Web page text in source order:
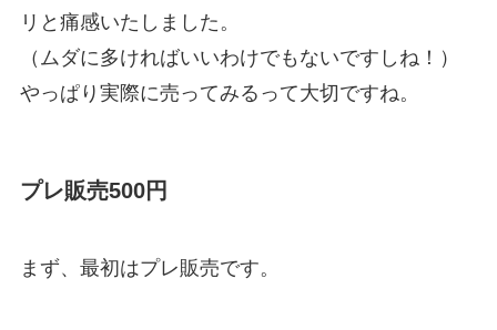
リと痛感いたしました。
（ムダに多ければいいわけでもないですしね！）
やっぱり実際に売ってみるって大切ですね。
プレ販売500円
まず、最初はプレ販売です。